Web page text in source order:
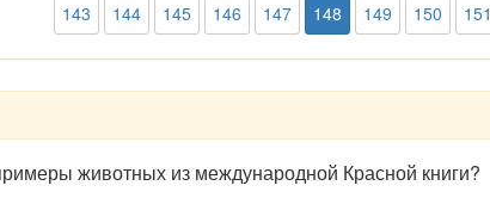
143 144 145 146 147 148 149 150 151
животных из международной Красной книги?